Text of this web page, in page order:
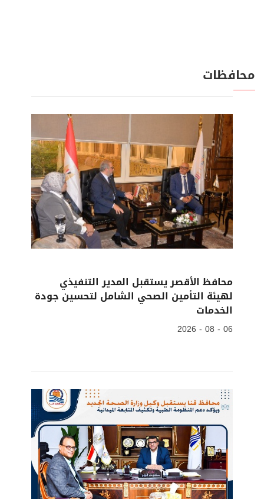
محافظات
محافظ الأقصر يستقبل المدير التنفيذي
لهيئة التأمين الصحي الشامل لتحسين جودة
الخدمات
06 - 08 - 2026